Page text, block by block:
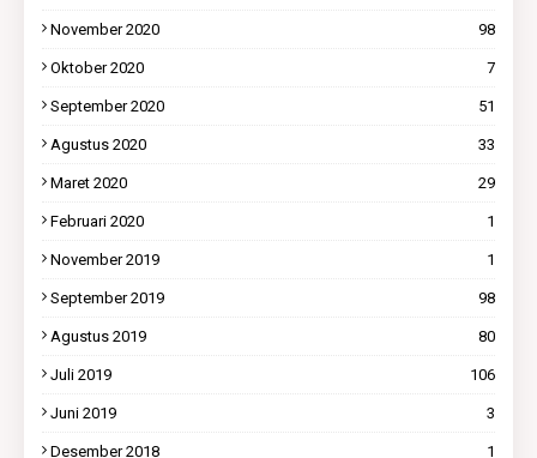
November 2020 98
Oktober 2020 7
September 2020 51
Agustus 2020 33
Maret 2020 29
Februari 2020 1
November 2019 1
September 2019 98
Agustus 2019 80
Juli 2019 106
Juni 2019 3
Desember 2018 1